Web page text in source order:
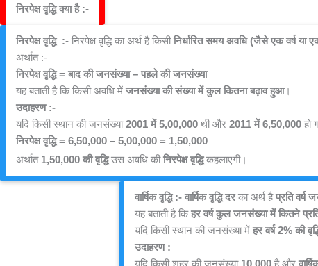
निरपेक्ष वृद्धि क्या है :-
निरपेक्ष वृद्धि  :- निरपेक्ष वृद्धि का अर्थ है किसी निर्धारित समय अवधि (जैसे एक वर्ष या
अर्थात :-
निरपेक्ष वृद्धि = बाद की जनसंख्या – पहले की जनसंख्या
यह बताती है कि किसी अवधि में जनसंख्या की संख्या में कुल कितना बढ़ाव हुआ।
उदाहरण :-
यदि किसी स्थान की जनसंख्या 2001 में 5,00,000 थी और 2011 में 6,50,000 हो
निरपेक्ष वृद्धि = 6,50,000 – 5,00,000 = 1,50,000
अर्थात 1,50,000 की वृद्धि उस अवधि की निरपेक्ष वृद्धि कहलाएगी।
वार्षिक वृद्धि :- वार्षिक वृद्धि दर का अर्थ है प्रति वर्ष
यह बताती है कि हर वर्ष कुल जनसंख्या में कितने
यदि किसी स्थान की जनसंख्या में हर वर्ष 2% की
उदाहरण :
यदि किसी शहर की जनसंख्या 10,000 है और